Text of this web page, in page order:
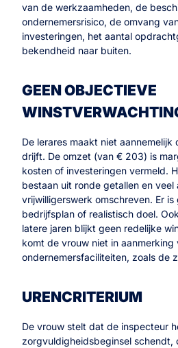
van de werkzaamheden, de
ondernemersrisico, de omvang
investeringen, het aantal
bekendheid naar buiten.
GEEN OBJECTIEVE
De lerares maakt niet aannemelijk
drijft. De omzet (van € 203) is
kosten of investeringen vermeld.
bestaan uit ronde getallen en
vrijwilligerswerk omschreven. Er is
bedrijfsplan of realistisch doel.
latere jaren blijkt geen redelijke
komt de vrouw niet in aanmerking
ondernemersfaciliteiten, zoals de
URENCRITERIUM
De vrouw stelt dat de inspecteur
zorgvuldigheidsbeginsel schendt,